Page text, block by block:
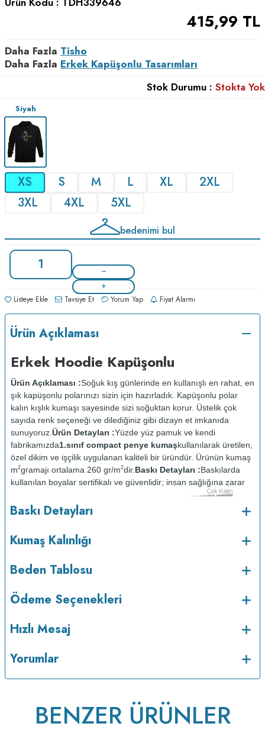
415,99 TL
Daha Fazla Tisho
Daha Fazla Erkek Kapüşonlu Tasarımları
Stok Durumu : Stokta Yok
Siyah
XS S M L XL
2XL
3XL
4XL 5XL
bedenimi bul
Listeye Ekle Tavsiye Et Yorum Yap Fiyat Alarmı
Ürün Açıklaması
Erkek Hoodie Kapüşonlu
Ürün Açıklaması :Soğuk kış günlerinde en kullanışlı en rahat, en
şık kapüşonlu polarınızı sizin için hazırladık. Kapüşonlu polar
kalın kışlık kumaşı sayesinde sizi soğuktan korur. Üstelik çok
sayıda renk seçeneği ve dilediğiniz gibi dizayn et imkanıda
sunuyoruz. Ürün Detayları :Yüzde yüz pamuk ve kendi
fabrikamızda1.sınıf compact penye kumaşkullanılarak üretilen,
özel dikim ve işçilik uygulanan kaliteli bir üründür. Ürünün kumaş
m2gramajı ortalama 260 gr/m2dir. Baskı Detayları :Baskılarda
kullanılan boyalar sertifikalı ve güvenlidir; insan sağlığına zarar
vermez.
Kumaş Kalınlığı :
Bakım : Kısa programda maksimum 30
kurutulmaz.Orta ısıda ve tersten ütülenir.
Baskı Detayları
Kumaş Kalınlığı
Beden Tablosu
Ödeme Seçenekleri
Hızlı Mesaj
Yorumlar
BENZER ÜRÜNLER